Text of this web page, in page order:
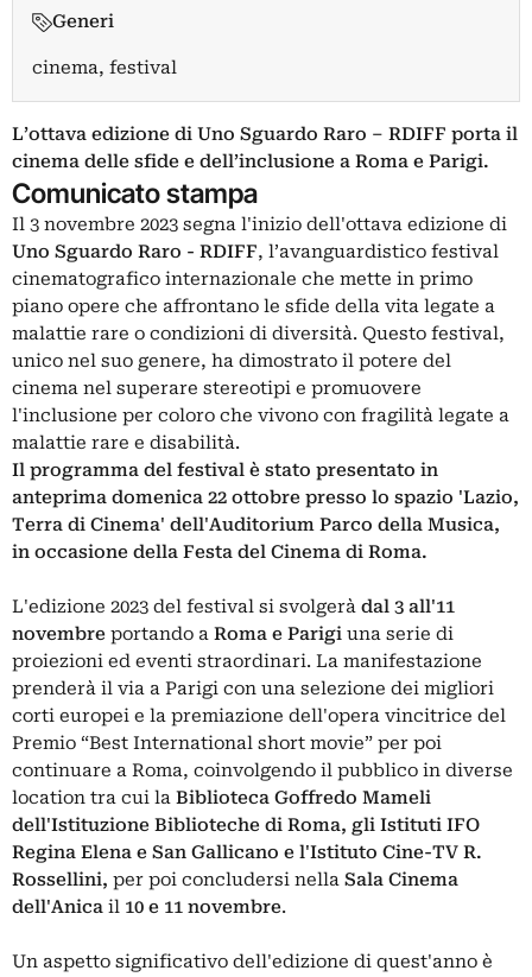
Generi
cinema, festival
L’ottava edizione di Uno Sguardo Raro – RDIFF porta il
cinema delle sfide e dell’inclusione a Roma e Parigi.
Comunicato stampa
Il 3 novembre 2023 segna l'inizio dell'ottava edizione di
Uno Sguardo Raro - RDIFF, l’avanguardistico festival
cinematografico internazionale che mette in primo
piano opere che affrontano le sfide della vita legate a
malattie rare o condizioni di diversità. Questo festival,
unico nel suo genere, ha dimostrato il potere del
cinema nel superare stereotipi e promuovere
l'inclusione per coloro che vivono con fragilità legate a
malattie rare e disabilità.
Il programma del festival è stato presentato in
anteprima domenica 22 ottobre presso lo spazio 'Lazio,
Terra di Cinema' dell'Auditorium Parco della Musica,
in occasione della Festa del Cinema di Roma.
L'edizione 2023 del festival si svolgerà dal 3 all'11
novembre portando a Roma e Parigi una serie di
proiezioni ed eventi straordinari. La manifestazione
prenderà il via a Parigi con una selezione dei migliori
corti europei e la premiazione dell'opera vincitrice del
Premio “Best International short movie” per poi
continuare a Roma, coinvolgendo il pubblico in diverse
location tra cui la Biblioteca Goffredo Mameli
dell'Istituzione Biblioteche di Roma, gli Istituti IFO
Regina Elena e San Gallicano e l'Istituto Cine-TV R.
Rossellini, per poi concludersi nella Sala Cinema
dell'Anica il 10 e 11 novembre.
Un aspetto significativo dell'edizione di quest'anno è